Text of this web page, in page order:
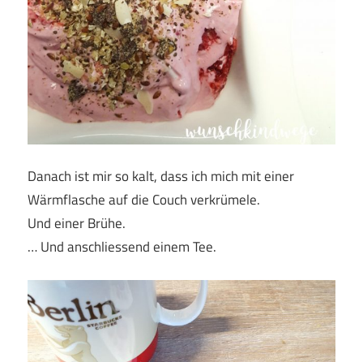
Danach ist mir so kalt, dass ich mich mit einer
Wärmflasche auf die Couch verkrümele.
Und einer Brühe.
… Und anschliessend einem Tee.